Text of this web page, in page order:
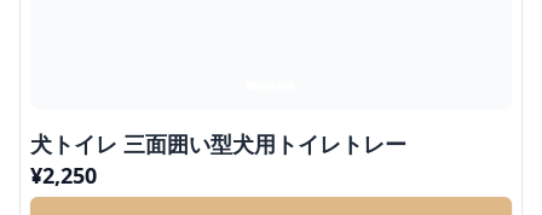
犬トイレ 三面囲い型犬用トイレトレー
¥2,250